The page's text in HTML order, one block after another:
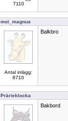
7110
moi_magnus
Antal inlägg:
8710
Balkbro
Prärieklocka
Bakbord